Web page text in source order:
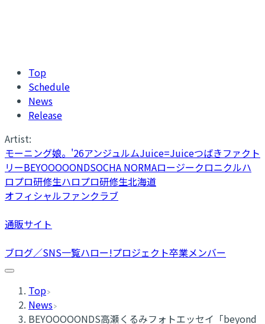
Top
Schedule
News
Release
Artist:
モーニング娘。'26アンジュルムJuice=Juiceつばきファクト
リーBEYOOOOONDSOCHA NORMAロージークロニクルハ
ロプロ研修生ハロプロ研修生北海道
オフィシャルファンクラブ
通販サイト
ブログ／SNS一覧ハロー!プロジェクト卒業メンバー
Top
News
BEYOOOOONDS高瀬くるみフォトエッセイ「beyond